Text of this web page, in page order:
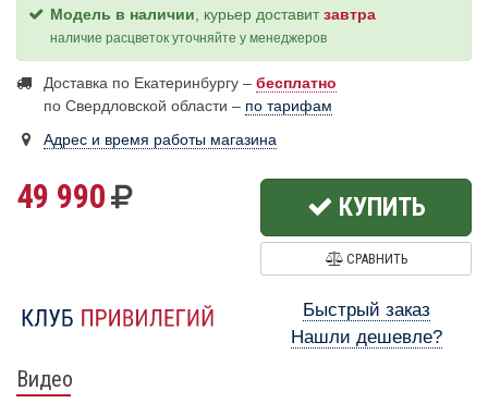
Модель в наличии, курьер доставитзавтра
наличие расцветок уточняйте у менеджеров
Доставка по Екатеринбургу – бесплатно
по Свердловской области – по тарифам
Адрес и время работы магазина
49 990 КУПИТЬ
СРАВНИТЬ
Быстрый заказ
Нашли дешевле?
Видео